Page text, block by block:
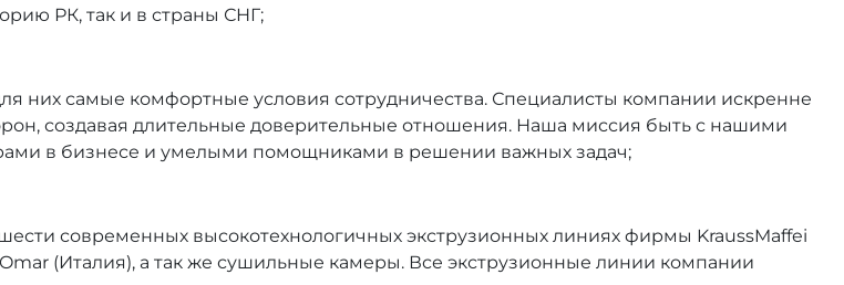
РК, так и в страны СНГ;
них самые комфортные условия сотрудничества. Специалисты компании искренне
создавая длительные доверительные отношения. Наша миссия быть с нашими
в бизнесе и умелыми помощниками в решении важных задач;
современных высокотехнологичных экструзионных линиях фирмы KraussMaffei
(Италия), а так же сушильные камеры. Все экструзионные линии компании